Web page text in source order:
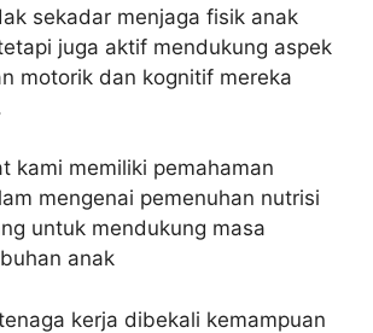
sekadar menjaga fisik anak
juga aktif mendukung aspek
motorik dan kognitif mereka
kami memiliki pemahaman
mengenai pemenuhan nutrisi
untuk mendukung masa
anak
kerja dibekali kemampuan